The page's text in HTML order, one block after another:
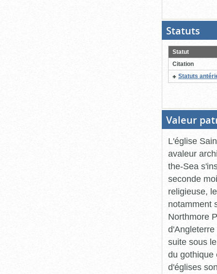
Statuts
pour
Statut
Citation
Statuts
Valeur
L'église
avaleur
the-Sea
seconde
religieuse,
notamment
Northmore
suite sous
du gothique
d'églises